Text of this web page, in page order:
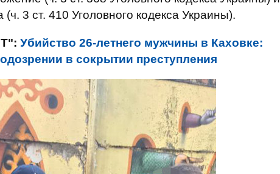
3 ст. 410 Уголовного кодекса Украины).
Убийство 26-летнего мужчины в Каховке:
в сокрытии преступления